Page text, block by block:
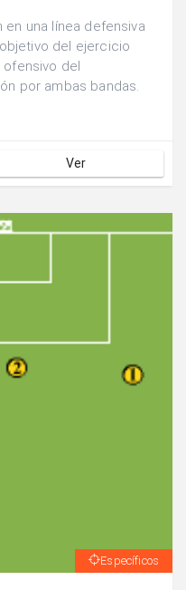
una línea defensiva
del ejercicio
del
por ambas bandas.
Ver
Específicos